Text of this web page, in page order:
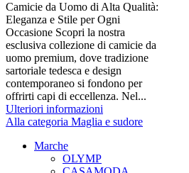
Camicie da Uomo di Alta Qualità:
Eleganza e Stile per Ogni
Occasione Scopri la nostra
esclusiva collezione di camicie da
uomo premium, dove tradizione
sartoriale tedesca e design
contemporaneo si fondono per
offrirti capi di eccellenza. Nel...
Ulteriori informazioni
Alla categoria Maglia e sudore
Marche
OLYMP